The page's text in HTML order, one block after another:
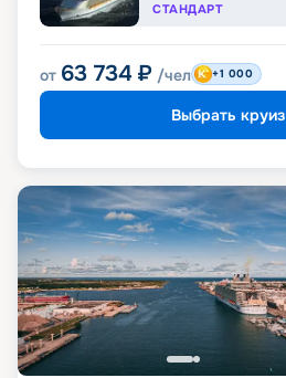
СТАНДАРТ
от 63 734 ₽ /чел +1 000
Выбрать круиз